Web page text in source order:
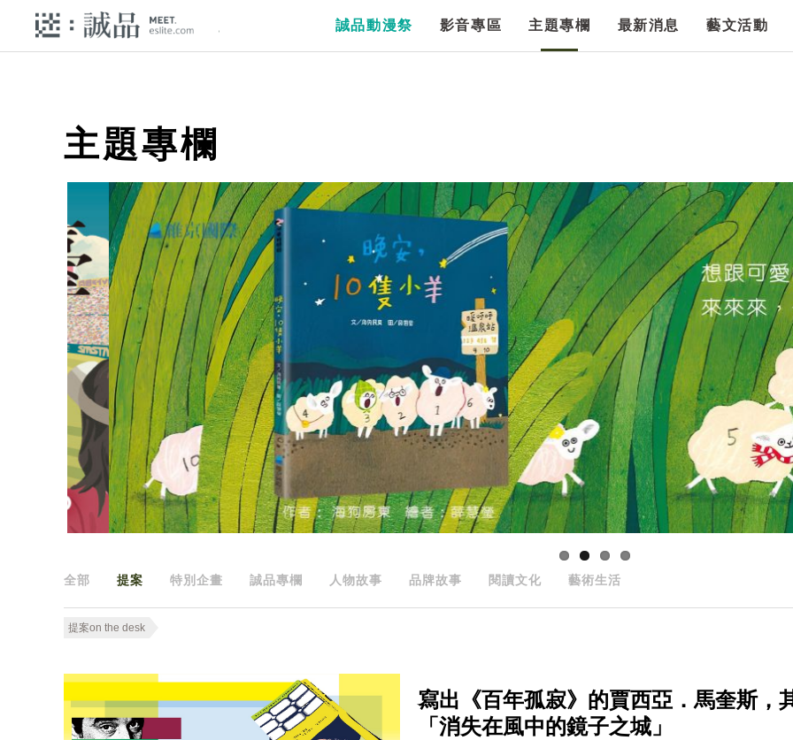
誠品動漫祭 影音專區 主題專欄 最新消息 藝文活動
主題專欄
全部 提案 特別企畫 誠品專欄 人物故事 品牌故事 閱讀文化 藝術生活
提案on the desk
寫出《百年孤寂》的賈西亞．馬奎斯
「消失在風中的鏡子之城」